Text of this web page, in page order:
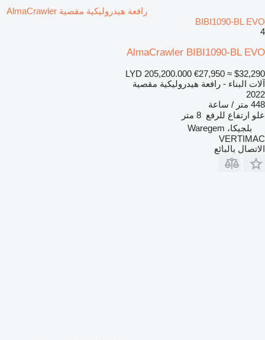
رافعة هيدروليكية مقصية AlmaCrawler
BIBI1090-BL EVO
4
AlmaCrawler BIBI1090-BL EVO
LYD 205,200.000 €27,950 ≈ $32,290
آلات البناء - رافعة هيدروليكية مقصية
2022
448 متر / ساعة
علو ارتفاع للرفع 8 متر
بلجيكا، Waregem
VERTIMAC
الاتصال بالبائع